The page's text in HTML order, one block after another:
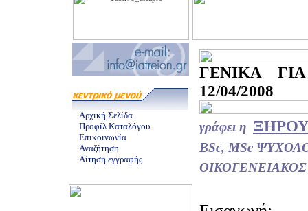
Αρχική Σελίδα
Προφίλ Καταλόγου
Επικοινωνία
Αναζήτηση
Αίτηση εγγραφής
ΓΕΝΙΚΑ
12/04/2008
γράφει η
BSc, MSc